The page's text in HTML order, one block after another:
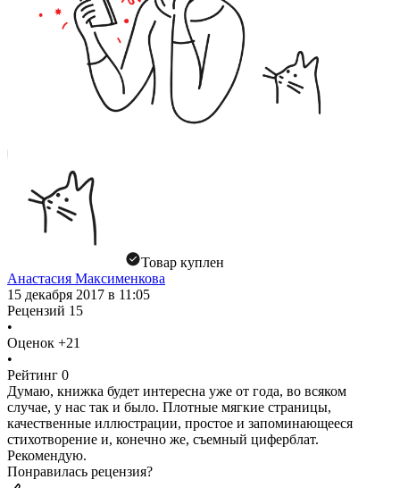
Товар куплен
Анастасия Максименкова
15 декабря 2017 в 11:05
Рецензий 15
•
Оценок +21
•
Рейтинг 0
Думаю, книжка будет интересна уже от года, во всяком
случае, у нас так и было. Плотные мягкие страницы,
качественные иллюстрации, простое и запоминающееся
стихотворение и, конечно же, съемный циферблат.
Рекомендую.
Понравилась рецензия?